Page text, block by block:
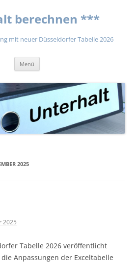
berechnen ***
mit neuer Düsseldorfer Tabelle 2026
Menü
2025
2025
Tabelle 2026 veröffentlicht
Anpassungen der Exceltabelle